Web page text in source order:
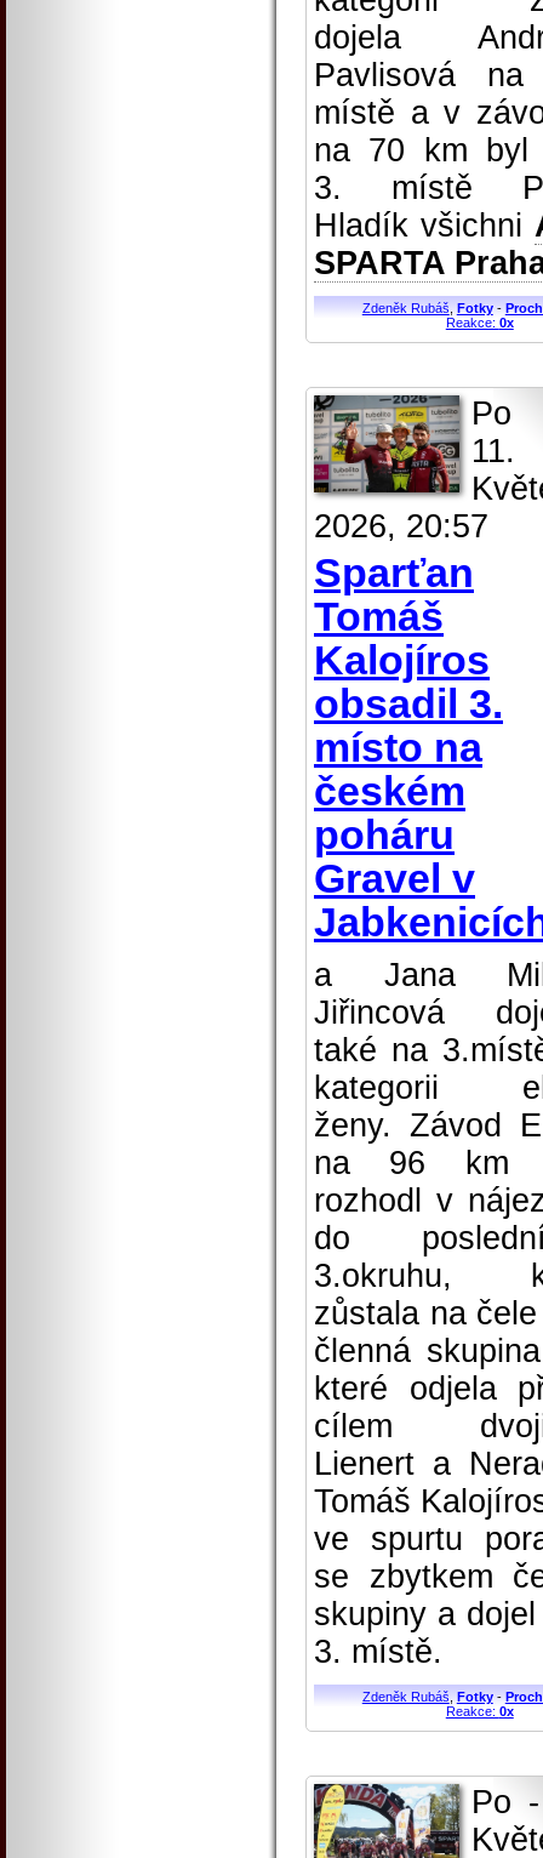
dojela
Pavlisová
místě a v
na 70 km byl
3. místě
Hladík všichni
SPARTA
Zdeněk Rubáš Fotky-
Reakce: 0x
11.
2026, 20:57
Sparťan
Tomáš
Kalojíros
obsadil 3.
místo na
českém
poháru
Gravel v
a Jana
Jiřincová
také na
kategorii
ženy. Závod
na 96 km
rozhodl v
do
3.okruhu,
zůstala na
členná
které odjela
cílem
Lienert a
Tomáš
ve spurtu
se zbytkem
skupiny a
3. místě.
Zdeněk Rubáš Fotky-
Reakce: 0x
Po